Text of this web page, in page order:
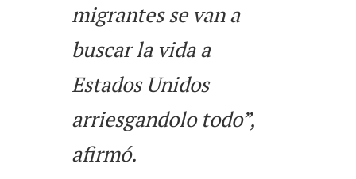
migrantes se van a
buscar la vida a
Estados Unidos
arriesgandolo todo”,
afirmó.